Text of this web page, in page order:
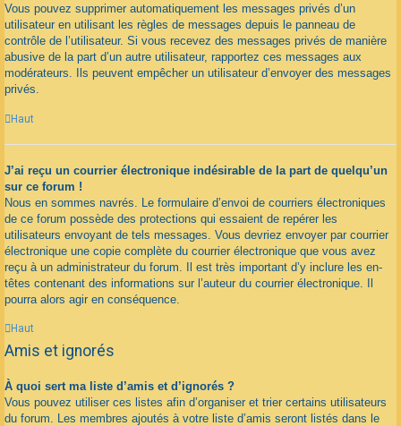
Vous pouvez supprimer automatiquement les messages privés d’un
utilisateur en utilisant les règles de messages depuis le panneau de
contrôle de l’utilisateur. Si vous recevez des messages privés de manière
abusive de la part d’un autre utilisateur, rapportez ces messages aux
modérateurs. Ils peuvent empêcher un utilisateur d’envoyer des messages
privés.
Haut
J’ai reçu un courrier électronique indésirable de la part de quelqu’un
sur ce forum !
Nous en sommes navrés. Le formulaire d’envoi de courriers électroniques
de ce forum possède des protections qui essaient de repérer les
utilisateurs envoyant de tels messages. Vous devriez envoyer par courrier
électronique une copie complète du courrier électronique que vous avez
reçu à un administrateur du forum. Il est très important d’y inclure les en-
têtes contenant des informations sur l’auteur du courrier électronique. Il
pourra alors agir en conséquence.
Haut
Amis et ignorés
À quoi sert ma liste d’amis et d’ignorés ?
Vous pouvez utiliser ces listes afin d’organiser et trier certains utilisateurs
du forum. Les membres ajoutés à votre liste d’amis seront listés dans le